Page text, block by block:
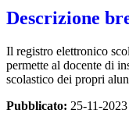
Descrizione
Il registro elettronico
permette al docente di
scolastico dei propri
Pubblicato: 25-11-